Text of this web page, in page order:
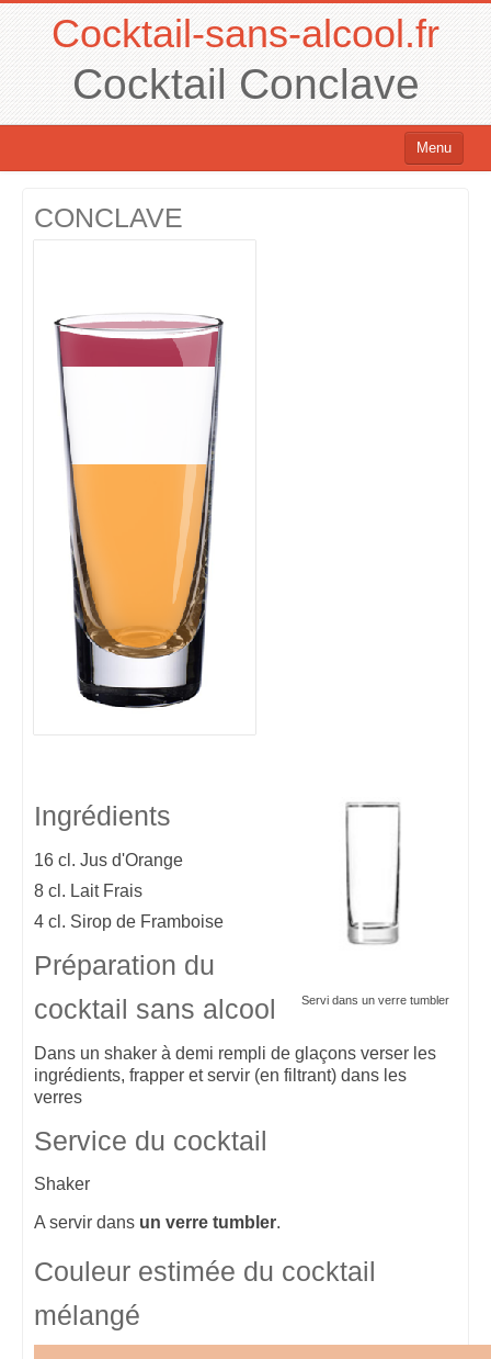
Cocktail-sans-alcool.fr
Cocktail Conclave
Menu
Cocktails avec alcool
CONCLAVE
Servi dans un verre tumbler
Ingrédients
16 cl. Jus d'Orange
8 cl. Lait Frais
4 cl. Sirop de Framboise
Préparation du
cocktail sans alcool
Dans un shaker à demi rempli de glaçons verser les
ingrédients, frapper et servir (en filtrant) dans les
verres
Service du cocktail
Shaker
A servir dans un verre tumbler.
Couleur estimée du cocktail
mélangé